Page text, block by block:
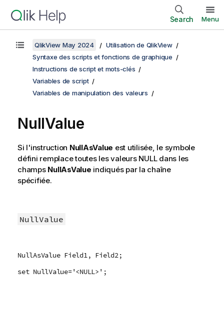
Search Menu
QlikView May 2024
Utilisation de QlikView
Syntaxe des scripts et fonctions de graphique
Instructions de script et mots-clés
Variables de script
Variables de manipulation des valeurs
NullValue
Si l'instruction NullAsValue est utilisée, le symbole
défini remplace toutes les valeurs NULLdans les
champs NullAsValue indiqués par la chaîne
spécifiée.
NullValue
NullAsValue Field1, Field2;
set NullValue='<NULL>';